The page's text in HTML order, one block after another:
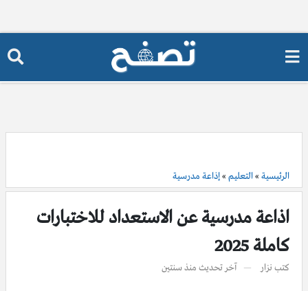
الرئيسية »التعليم »إذاعة مدرسية
اذاعة مدرسية عن الاستعداد للاختبارات
كاملة 2025
كتب نزار آخر تحديث منذ سنتين